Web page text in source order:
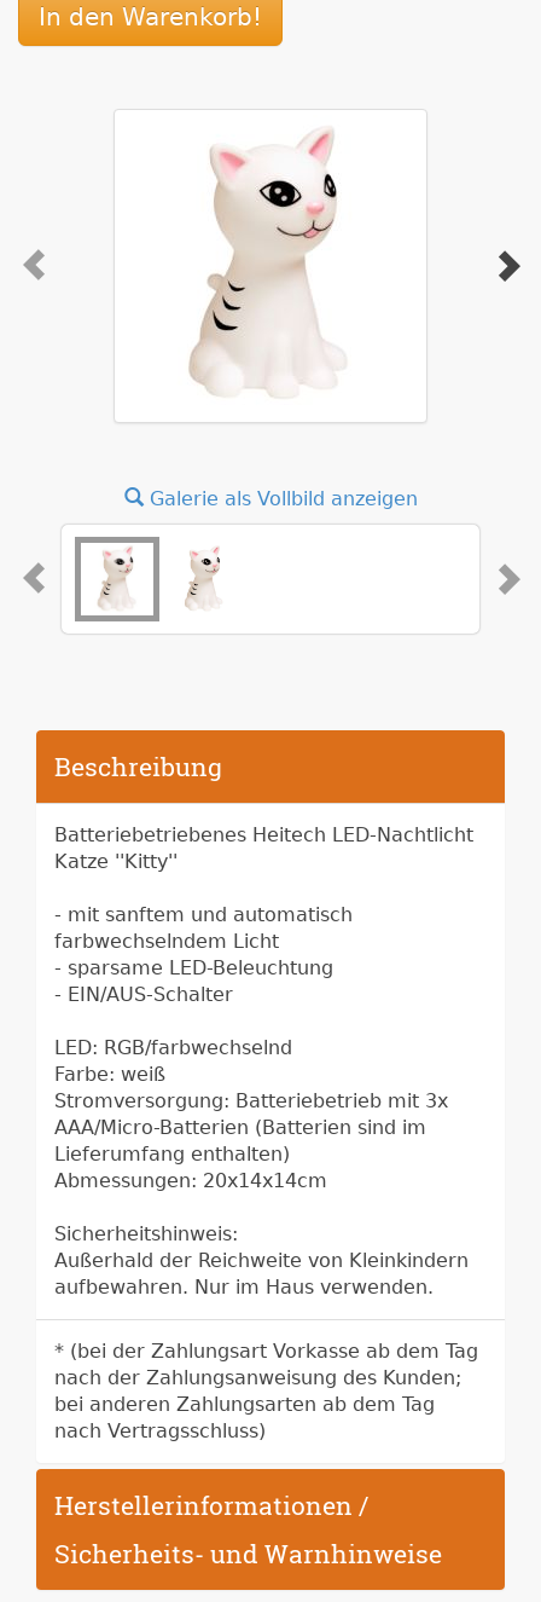
In den Warenkorb!
Galerie als Vollbild anzeigen
Beschreibung
Batteriebetriebenes Heitech LED-Nachtlicht
Katze ''Kitty''
- mit sanftem und automatisch
farbwechselndem Licht
- sparsame LED-Beleuchtung
- EIN/AUS-Schalter
LED: RGB/farbwechselnd
Farbe: weiß
Stromversorgung: Batteriebetrieb mit 3x
AAA/Micro-Batterien (Batterien sind im
Lieferumfang enthalten)
Abmessungen: 20x14x14cm
Sicherheitshinweis:
Außerhald der Reichweite von Kleinkindern
aufbewahren. Nur im Haus verwenden.
* (bei der Zahlungsart Vorkasse ab dem Tag
nach der Zahlungsanweisung des Kunden;
bei anderen Zahlungsarten ab dem Tag
nach Vertragsschluss)
Herstellerinformationen /
Sicherheits- und Warnhinweise